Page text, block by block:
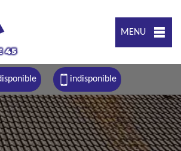
MENU
indisponible